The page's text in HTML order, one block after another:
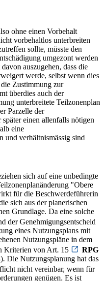
ohne einen Vorbehalt
vorbehaltlos unterbreiten
sollte, müsste den
umgezont werden
auszugehen, dass die
werde, selbst wenn dies
Zustimmung zur
überdies auch der
unterbreitete Teilzonenplan
Parzelle der
einen allenfalls nötigen
eine
und verhältnismässig sind
sich auf eine unbedingte
"Obere
für die Beschwerdeführerin
sich aus der planerischen
Grundlage. Da eine solche
der Genehmigungsentscheid
eines Nutzungsplans mit
Nutzungspläne in dem
Kriterien von Art. 15
RPG
Die Nutzungsplanung hat das
nicht vereinbar, wenn für
genügen. Es ist